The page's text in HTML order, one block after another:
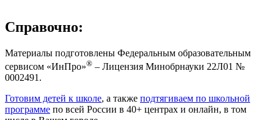
Справочно:
Материалы подготовлены Федеральным образовательным
сервисом «ИнПро»® – Лицензия Минобрнауки 22Л01 №
0002491.
Готовим детей к школе, а также подтягиваем по школьной
программе по всей России в 40+ центрах и онлайн, в том